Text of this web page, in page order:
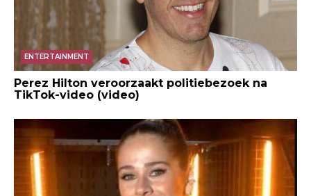
ENTERTAINMENT
Perez Hilton veroorzaakt politiebezoek na
TikTok-video (video)